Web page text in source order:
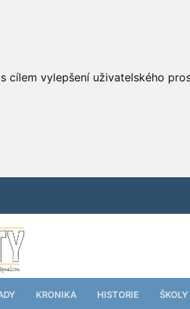
vylepšení uživatelského
KRONIKA HISTORIE ŠKOLY